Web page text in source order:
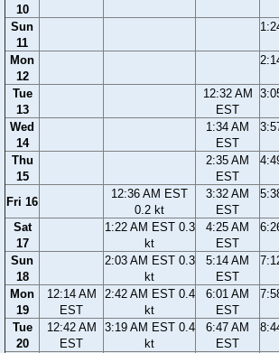
10
Sun
11
Mon
12
Tue
13
12:32 AM
EST
Wed
14
1:34 AM
EST
Thu
15
2:35 AM
EST
Fri 16
12:36 AM EST
0.2 kt
3:32 AM
EST
Sat
17
1:22 AM EST 0.3
kt
4:25 AM
EST
Sun
18
2:03 AM EST 0.3
kt
5:14 AM
EST
Mon
19
12:14 AM
EST
2:42 AM EST 0.4
kt
6:01 AM
EST
Tue
20
12:42 AM
EST
3:19 AM EST 0.4
kt
6:47 AM
EST